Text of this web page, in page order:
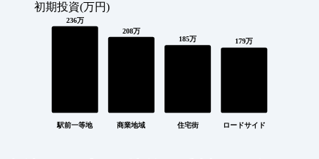
初期投資(万円)
236万
駅前一等地
208万
商業地域
185万
住宅街
179万
ロードサイド